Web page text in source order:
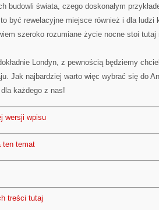
budowli świata, czego doskonałym
być rewelacyjne miejsce również i dla ludzi
szeroko rozumiane życie nocne stoi
Londyn, z pewnością będziemy
Jak najbardziej warto więc wybrać się do
każdego z nas!
wersji wpisu
ten temat
treści tutaj